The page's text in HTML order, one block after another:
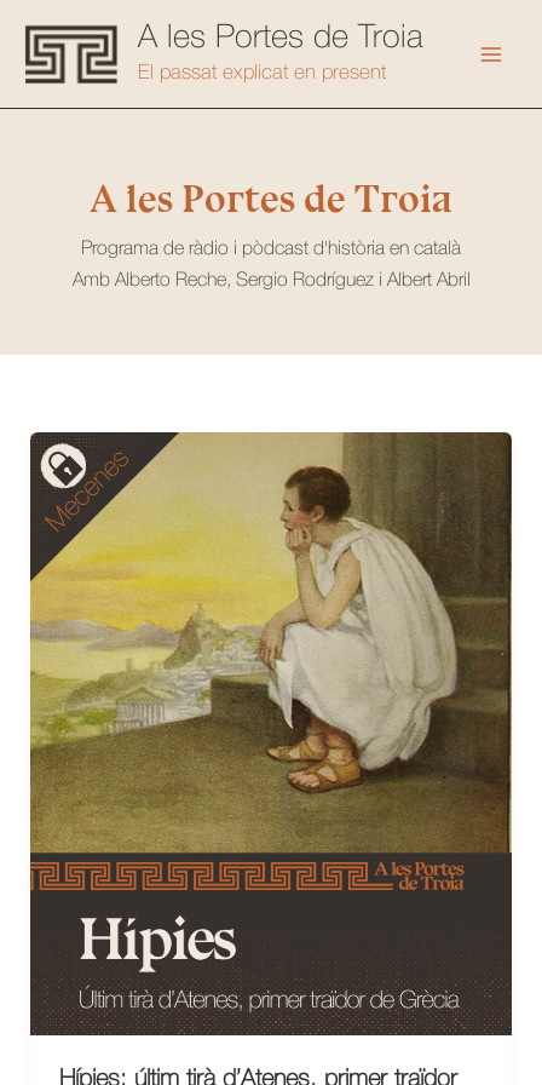
contingut
A les Portes de Troia
El passat explicat en present
A les Portes de Troia
Programa de ràdio i pòdcast d'història en català
Amb Alberto Reche, Sergio Rodríguez i Albert Abril